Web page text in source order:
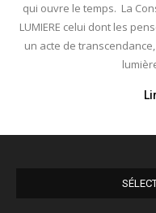
qui ouvre le temps. La
LUMIERE celui dont les
un acte de